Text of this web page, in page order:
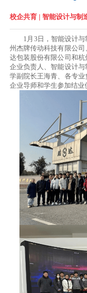
校企共育 | 智能设计与制
1月3日，智能设计
州杰牌传动科技有限公
达包装股份有限公司和
企业负责人、智能设计
学副院长王海青、各专业
企业导师和学生参加结业